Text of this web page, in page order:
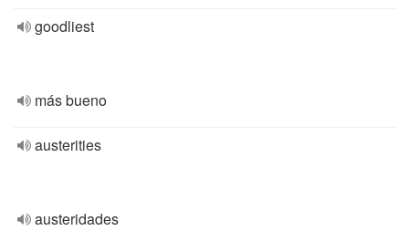
goodliest
más bueno
austerities
austeridades